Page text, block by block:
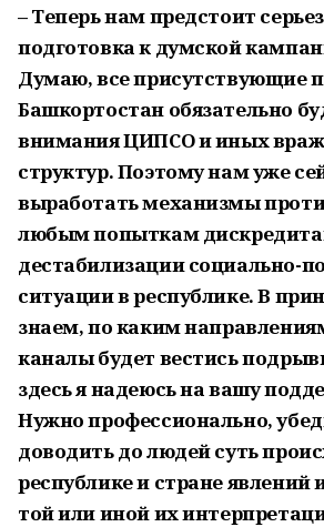
– Теперь нам предстоит
подготовка к думской
Думаю, все присутствующие
Башкортостан обязательно
внимания ЦИПСО и иных
структур. Поэтому нам уже
выработать механизмы
любым попыткам
дестабилизации социально-
ситуации в республике. В
знаем, по каким
каналы будет вестись
здесь я надеюсь на вашу
Нужно профессионально,
доводить до людей суть
республике и стране явлений
той или иной их